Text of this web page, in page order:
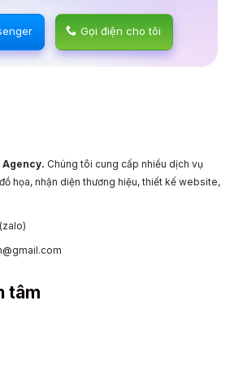
Gọi điện cho tôi
Agency. Chúng tôi cung cấp nhiều dịch vụ
họa, nhận diện thương hiệu, thiết kế website,
tâm